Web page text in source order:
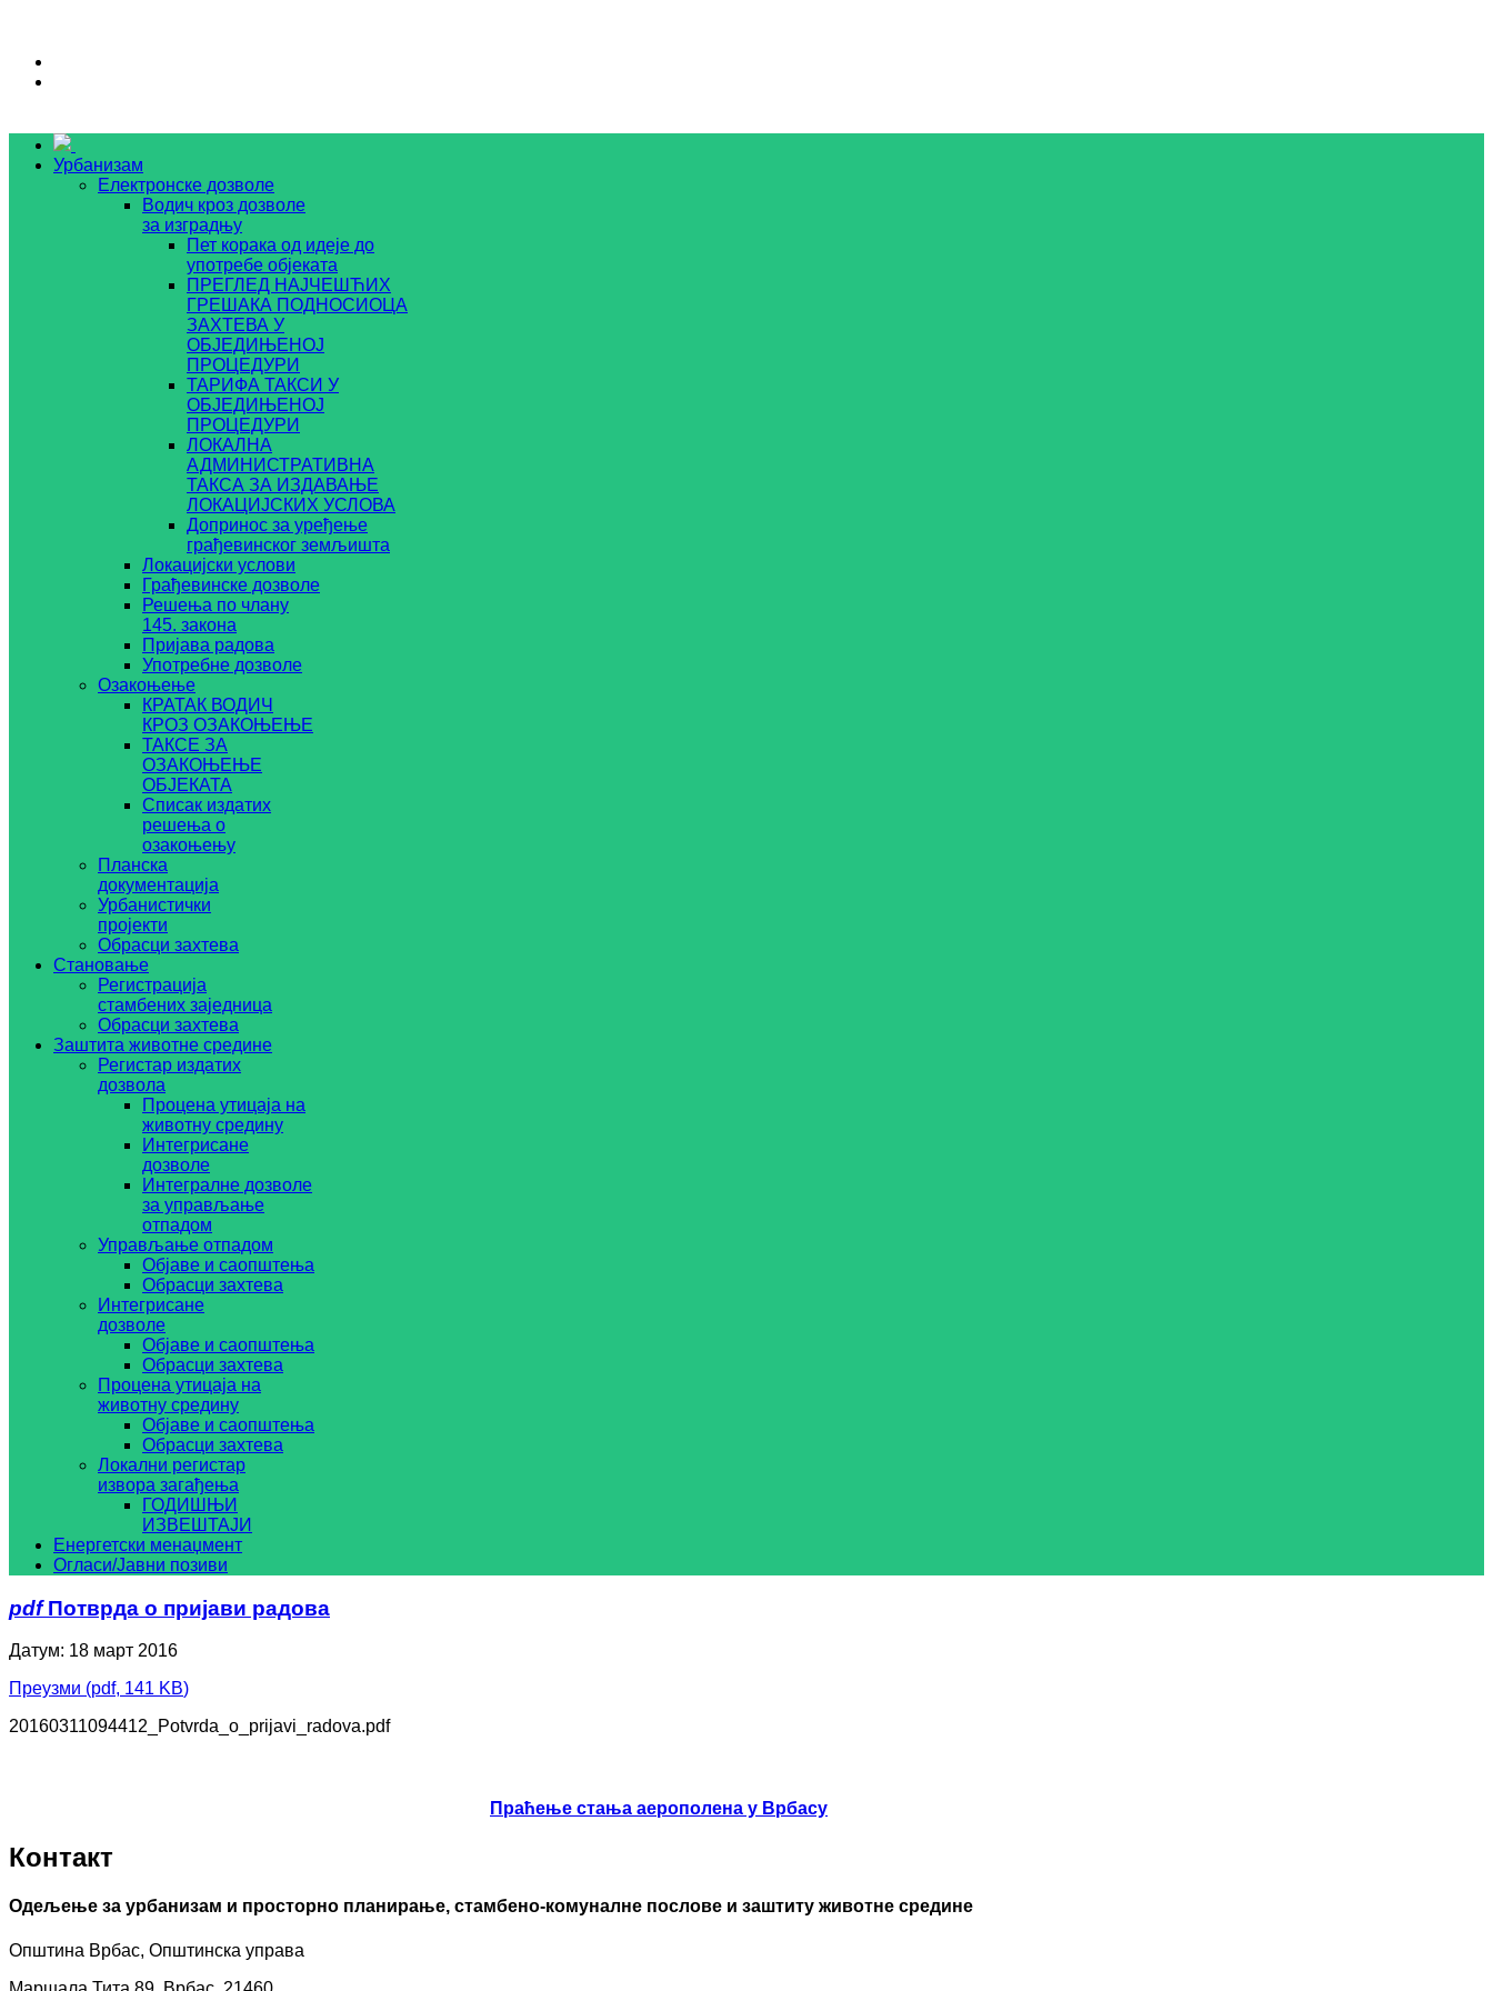
Урбанизам
Електронске дозволе
Водич кроз дозволе
за изградњу
Пет корака од идеје до
употребе објеката
ПРЕГЛЕД НАЈЧЕШЋИХ
ГРЕШАКА ПОДНОСИОЦА
ЗАХТЕВА У
ОБЈЕДИЊЕНОЈ
ПРОЦЕДУРИ
ТАРИФА ТАКСИ У
ОБЈЕДИЊЕНОЈ
ПРОЦЕДУРИ
ЛОКАЛНА
АДМИНИСТРАТИВНА
ТАКСА ЗА ИЗДАВАЊЕ
ЛОКАЦИЈСКИХ УСЛОВА
Допринос за уређење
грађевинског земљишта
Локацијски услови
Грађевинске дозволе
Решења по члану
145. закона
Пријава радова
Употребне дозволе
Озакоњење
КРАТАК ВОДИЧ
КРОЗ ОЗАКОЊЕЊЕ
ТАКСЕ ЗА
ОЗАКОЊЕЊЕ
ОБЈЕКАТА
Списак издатих
решења о
озакоњењу
Планска
документација
Урбанистички
пројекти
Обрасци захтева
Становање
Регистрација
стамбених заједница
Обрасци захтева
Заштита животне средине
Регистар издатих
дозвола
Процена утицаја на
животну средину
Интегрисане
дозволе
Интегралне дозволе
за управљање
отпадом
Управљање отпадом
Објаве и саопштења
Обрасци захтева
Интегрисане
дозволе
Објаве и саопштења
Обрасци захтева
Процена утицаја на
животну средину
Објаве и саопштења
Обрасци захтева
Локални регистар
извора загађења
ГОДИШЊИ
ИЗВЕШТАЈИ
Енергетски менаџмент
Огласи/Јавни позиви
pdf Потврда о пријави радова
Датум: 18 март 2016
Преузми (pdf, 141 KB)
20160311094412_Potvrda_o_prijavi_radova.pdf
Праћење стања аерополена у Врбасу
Контакт
Одељење за урбанизам и просторно планирање, стамбено-комуналне послове и заштиту животне средине
Општина Врбас, Општинска управа